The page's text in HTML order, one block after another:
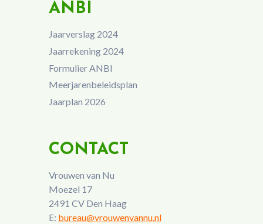
ANBI
Jaarverslag 2024
Jaarrekening 2024
Formulier ANBI
Meerjarenbeleidsplan
Jaarplan 2026
CONTACT
Vrouwen van Nu
Moezel 17
2491 CV Den Haag
E: bureau@vrouwenvannu.nl